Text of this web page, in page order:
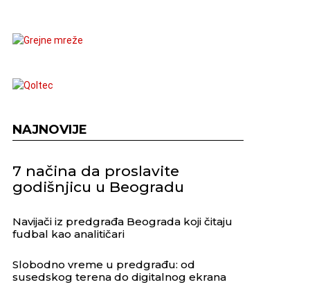
NAJNOVIJE
7 načina da proslavite
godišnjicu u Beogradu
Navijači iz predgrađa Beograda koji čitaju
fudbal kao analitičari
Slobodno vreme u predgrađu: od
susedskog terena do digitalnog ekrana